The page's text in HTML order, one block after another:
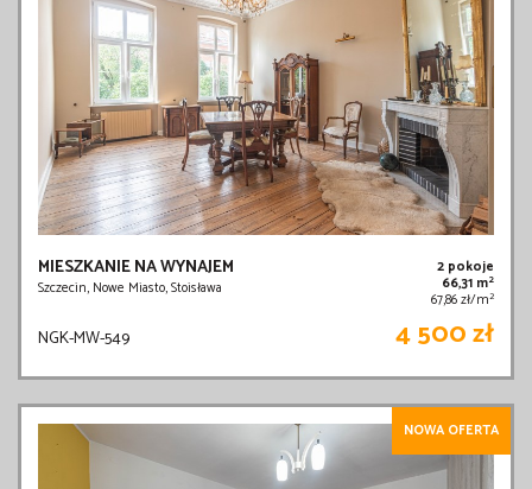
MIESZKANIE NA WYNAJEM
Szczecin, Nowe Miasto, Stoisława
2 pokoje
66,31 m2
67,86 zł/m2
NGK-MW-549 4 500 zł
NOWA OFERTA